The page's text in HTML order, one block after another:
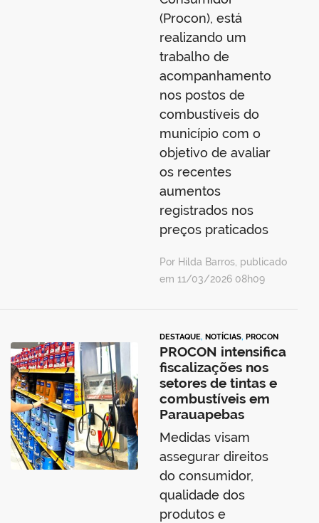
(Procon), está
realizando um
trabalho de
acompanhamento
nos postos de
combustíveis do
município com o
objetivo de avaliar
os recentes
aumentos
registrados nos
preços praticados
Por Hilda Barros, publicado
em 11/03/2026 08h09
DESTAQUE, NOTÍCIAS, PROCON
PROCON intensifica
fiscalizações nos
setores de tintas e
combustíveis em
Parauapebas
Medidas visam
assegurar direitos
do consumidor,
qualidade dos
produtos e